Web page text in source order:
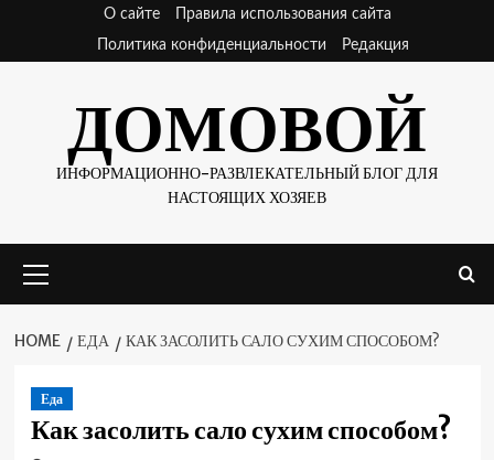
content
О сайте
Правила использования сайта
Политика конфиденциальности
Редакция
ДОМОВОЙ
ИНФОРМАЦИОННО-РАЗВЛЕКАТЕЛЬНЫЙ БЛОГ ДЛЯ
НАСТОЯЩИХ ХОЗЯЕВ
Menu
HOME ЕДА КАК ЗАСОЛИТЬ САЛО СУХИМ СПОСОБОМ?
Еда
Как засолить сало сухим способом?